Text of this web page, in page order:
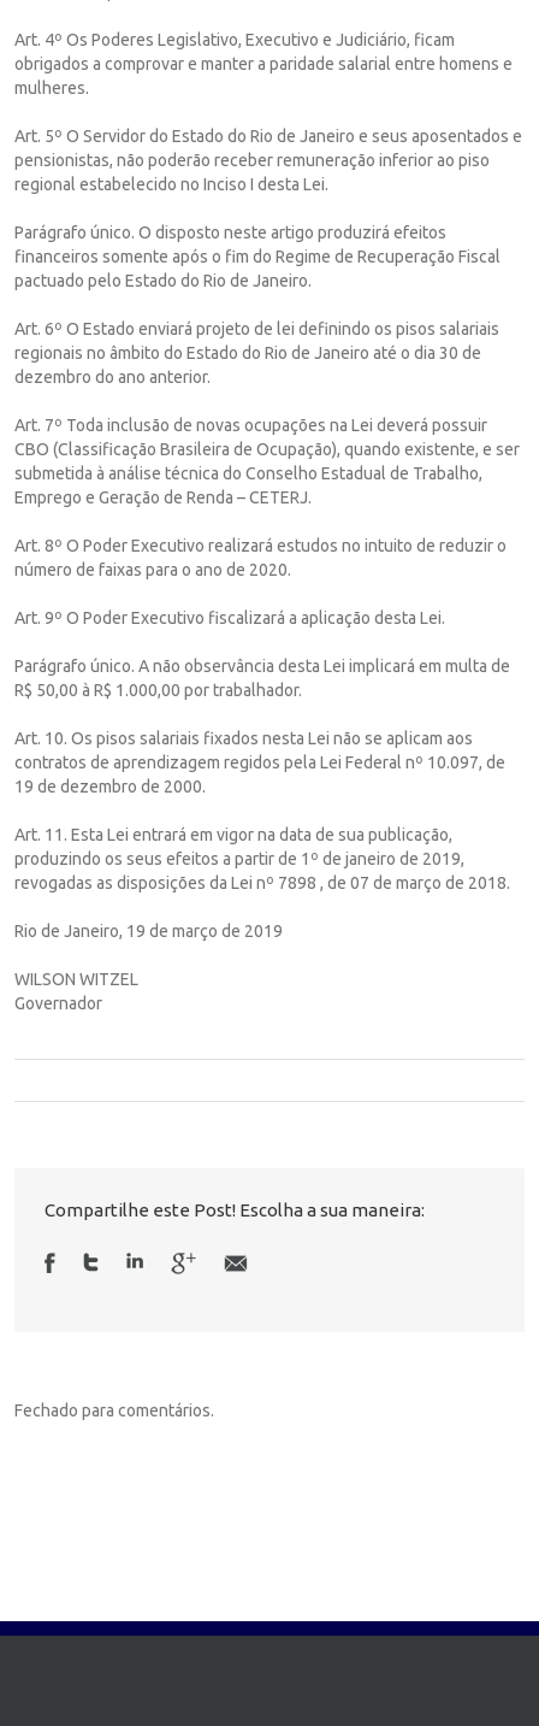
Art. 4º Os Poderes Legislativo, Executivo e Judiciário, ficam
obrigados a comprovar e manter a paridade salarial entre homens e
mulheres.
Art. 5º O Servidor do Estado do Rio de Janeiro e seus aposentados e
pensionistas, não poderão receber remuneração inferior ao piso
regional estabelecido no Inciso I desta Lei.
Parágrafo único. O disposto neste artigo produzirá efeitos
financeiros somente após o fim do Regime de Recuperação Fiscal
pactuado pelo Estado do Rio de Janeiro.
Art. 6º O Estado enviará projeto de lei definindo os pisos salariais
regionais no âmbito do Estado do Rio de Janeiro até o dia 30 de
dezembro do ano anterior.
Art. 7º Toda inclusão de novas ocupações na Lei deverá possuir
CBO (Classificação Brasileira de Ocupação), quando existente, e ser
submetida à análise técnica do Conselho Estadual de Trabalho,
Emprego e Geração de Renda – CETERJ.
Art. 8º O Poder Executivo realizará estudos no intuito de reduzir o
número de faixas para o ano de 2020.
Art. 9º O Poder Executivo fiscalizará a aplicação desta Lei.
Parágrafo único. A não observância desta Lei implicará em multa de
R$ 50,00 à R$ 1.000,00 por trabalhador.
Art. 10. Os pisos salariais fixados nesta Lei não se aplicam aos
contratos de aprendizagem regidos pela Lei Federal nº 10.097, de
19 de dezembro de 2000.
Art. 11. Esta Lei entrará em vigor na data de sua publicação,
produzindo os seus efeitos a partir de 1º de janeiro de 2019,
revogadas as disposições da Lei nº 7898 , de 07 de março de 2018.
Rio de Janeiro, 19 de março de 2019
WILSON WITZEL
Governador
Compartilhe este Post! Escolha a sua maneira:
Fechado para comentários.